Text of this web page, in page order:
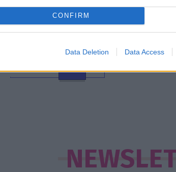
CONFIRM
Data Deletion Data Access
01 02